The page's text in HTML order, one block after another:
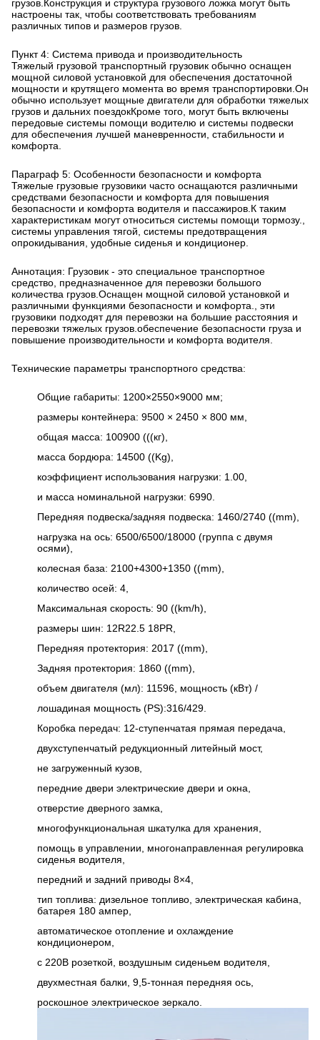
грузов.Конструкция и структура грузового ложка могут быть
настроены так, чтобы соответствовать требованиям
различных типов и размеров грузов.
Пункт 4: Система привода и производительность
Тяжелый грузовой транспортный грузовик обычно оснащен
мощной силовой установкой для обеспечения достаточной
мощности и крутящего момента во время транспортировки.Он
обычно использует мощные двигатели для обработки тяжелых
грузов и дальних поездокКроме того, могут быть включены
передовые системы помощи водителю и системы подвески
для обеспечения лучшей маневренности, стабильности и
комфорта.
Параграф 5: Особенности безопасности и комфорта
Тяжелые грузовые грузовики часто оснащаются различными
средствами безопасности и комфорта для повышения
безопасности и комфорта водителя и пассажиров.К таким
характеристикам могут относиться системы помощи тормозу.,
системы управления тягой, системы предотвращения
опрокидывания, удобные сиденья и кондиционер.
Аннотация: Грузовик - это специальное транспортное
средство, предназначенное для перевозки большого
количества грузов.Оснащен мощной силовой установкой и
различными функциями безопасности и комфорта., эти
грузовики подходят для перевозки на большие расстояния и
перевозки тяжелых грузов.обеспечение безопасности груза и
повышение производительности и комфорта водителя.
Технические параметры транспортного средства:
Общие габариты: 1200×2550×9000 мм;
размеры контейнера: 9500 × 2450 × 800 мм,
общая масса: 100900 (((кг),
масса бордюра: 14500 ((Kg),
коэффициент использования нагрузки: 1.00,
и масса номинальной нагрузки: 6990.
Передняя подвеска/задняя подвеска: 1460/2740 ((mm),
нагрузка на ось: 6500/6500/18000 (группа с двумя
осями),
колесная база: 2100+4300+1350 ((mm),
количество осей: 4,
Максимальная скорость: 90 ((km/h),
размеры шин: 12R22.5 18PR,
Передняя протектория: 2017 ((mm),
Задняя протектория: 1860 ((mm),
объем двигателя (мл): 11596, мощность (кВт) /
лошадиная мощность (PS):316/429.
Коробка передач: 12-ступенчатая прямая передача,
двухступенчатый редукционный литейный мост,
не загруженный кузов,
передние двери электрические двери и окна,
отверстие дверного замка,
многофункциональная шкатулка для хранения,
помощь в управлении, многонаправленная регулировка
сиденья водителя,
передний и задний приводы 8×4,
тип топлива: дизельное топливо, электрическая кабина,
батарея 180 ампер,
автоматическое отопление и охлаждение
кондиционером,
с 220В розеткой, воздушным сиденьем водителя,
двухместная балки, 9,5-тонная передняя ось,
роскошное электрическое зеркало.